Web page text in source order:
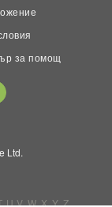
за помощ
Ltd.
U V W X Y Z